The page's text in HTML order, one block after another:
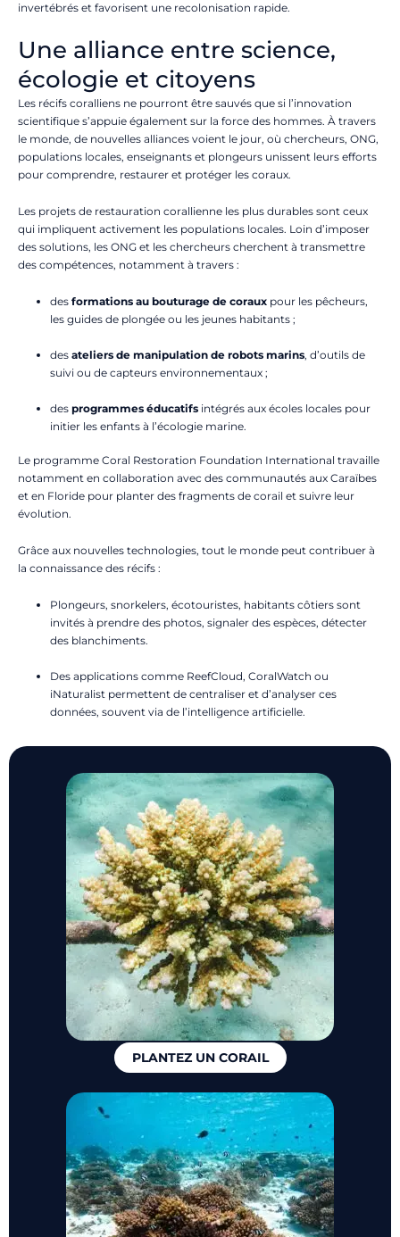
invertébrés et favorisent une recolonisation rapide.
Une alliance entre science,
écologie et citoyens
Les récifs coralliens ne pourront être sauvés que si l’innovation
scientifique s’appuie également sur la force des hommes. À travers
le monde, de nouvelles alliances voient le jour, où chercheurs, ONG,
populations locales, enseignants et plongeurs unissent leurs efforts
pour comprendre, restaurer et protéger les coraux.
Les projets de restauration corallienne les plus durables sont ceux
qui impliquent activement les populations locales. Loin d’imposer
des solutions, les ONG et les chercheurs cherchent à transmettre
des compétences, notamment à travers :
des formations au bouturage de coraux pour les pêcheurs,
les guides de plongée ou les jeunes habitants ;
des ateliers de manipulation de robots marins, d’outils de
suivi ou de capteurs environnementaux ;
des programmes éducatifs intégrés aux écoles locales pour
initier les enfants à l’écologie marine.
Le programme Coral Restoration Foundation International travaille
notamment en collaboration avec des communautés aux Caraïbes
et en Floride pour planter des fragments de corail et suivre leur
évolution.
Grâce aux nouvelles technologies, tout le monde peut contribuer à
la connaissance des récifs :
Plongeurs, snorkelers, écotouristes, habitants côtiers sont
invités à prendre des photos, signaler des espèces, détecter
des blanchiments.
Des applications comme ReefCloud, CoralWatch ou
iNaturalist permettent de centraliser et d’analyser ces
données, souvent via de l’intelligence artificielle.
PLANTEZ UN CORAIL